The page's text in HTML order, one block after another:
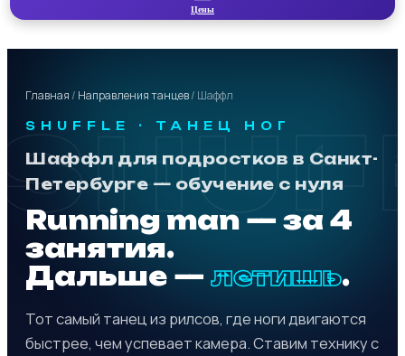
Цены
Главная / Направления танцев/ Шаффл
SHUFFLE · ТАНЕЦ НОГ
Шаффл для подростков в Санкт-
Петербурге — обучение с нуля
Running man — за 4
занятия.
Дальше — летишь.
Тот самый танец из рилсов, где ноги двигаются
быстрее, чем успевает камера. Ставим технику с